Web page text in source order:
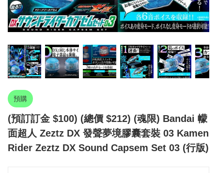
預購
(預訂訂金 $100) (總價 $212) (魂限) Bandai 幪
面超人 Zeztz DX 發聲夢境膠囊套裝 03 Kamen
Rider Zeztz DX Sound Capsem Set 03 (行版)